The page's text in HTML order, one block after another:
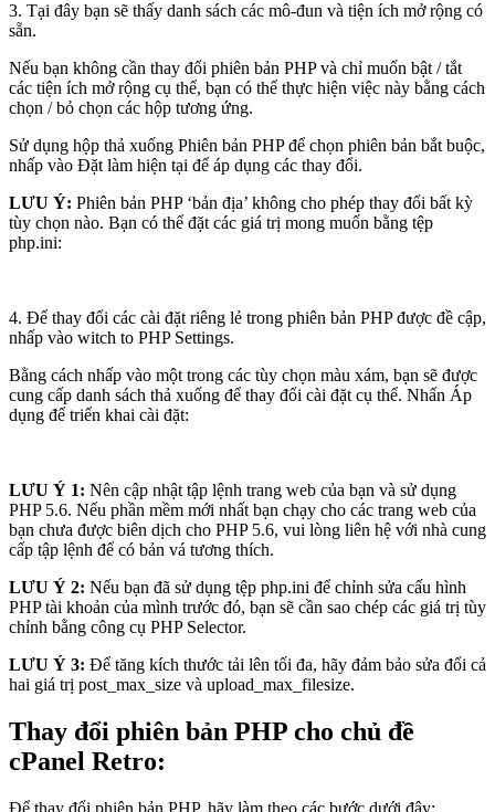
3. Tại đây bạn sẽ thấy danh sách các mô-đun và tiện ích mở rộng có
sẵn.
Nếu bạn không cần thay đổi phiên bản PHP và chỉ muốn bật / tắt
các tiện ích mở rộng cụ thể, bạn có thể thực hiện việc này bằng cách
chọn / bỏ chọn các hộp tương ứng.
Sử dụng hộp thả xuống Phiên bản PHP để chọn phiên bản bắt buộc,
nhấp vào Đặt làm hiện tại để áp dụng các thay đổi.
LƯU Ý: Phiên bản PHP ‘bản địa’ không cho phép thay đổi bất kỳ
tùy chọn nào. Bạn có thể đặt các giá trị mong muốn bằng tệp
php.ini:
4. Để thay đổi các cài đặt riêng lẻ trong phiên bản PHP được đề cập,
nhấp vào witch to PHP Settings.
Bằng cách nhấp vào một trong các tùy chọn màu xám, bạn sẽ được
cung cấp danh sách thả xuống để thay đổi cài đặt cụ thể. Nhấn Áp
dụng để triển khai cài đặt:
LƯU Ý 1: Nên cập nhật tập lệnh trang web của bạn và sử dụng
PHP 5.6. Nếu phần mềm mới nhất bạn chạy cho các trang web của
bạn chưa được biên dịch cho PHP 5.6, vui lòng liên hệ với nhà cung
cấp tập lệnh để có bản vá tương thích.
LƯU Ý 2: Nếu bạn đã sử dụng tệp php.ini để chỉnh sửa cấu hình
PHP tài khoản của mình trước đó, bạn sẽ cần sao chép các giá trị tùy
chỉnh bằng công cụ PHP Selector.
LƯU Ý 3: Để tăng kích thước tải lên tối đa, hãy đảm bảo sửa đổi cả
hai giá trị post_max_size và upload_max_filesize.
Thay đổi phiên bản PHP cho chủ đề
cPanel Retro:
Để thay đổi phiên bản PHP, hãy làm theo các bước dưới đây: